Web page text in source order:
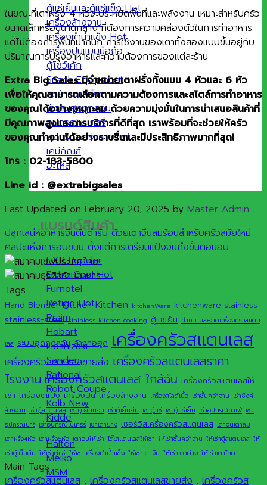
ตู้แช่เย็นและตู้แช่แข็ง
เครื่องล้างจาน
เครื่องทำน้ำแข็ง
เครื่องปั่นแบบมือถือ
ตู้โชว์เค้ก
Snack Equipment
สินค้าขนาดเล็ก
พัดลมฮูดดูดควัน
อุปกรณ์เบเกอรี่
อุปกรณ์บาร์และกาแฟ
เคมีภัณฑ์
อะไหล่
แบรนด์สินค้า
EXB
Extra Cool
Furnotel
Retigo
Praim
Hobart
Hoshizaki
Sanden
Rational
Robot Coupe
Kolb
Kidde
Halton
Meiko
MSM
ในขณะที่เตาฝรั่ง 4 หัวจะประหยัดพื้นที่และพลังงาน เหมาะสำหรับครัว
ขนาดเล็กหรือขนาดกลาง ที่ต้องการความคล่องตัวในการทำอาหาร
แต่ไม่ต้องการพื้นที่มากนัก การใช้งานของเตาทั้งสองแบบขึ้นอยู่กับ
ปริมาณการปรุงอาหารและความต้องการของแต่ละร้าน
Extra Big Sales มีจำหน่ายเตาฝรั่งทั้งแบบ 4 หัวและ 6 หัว
เพื่อให้คุณสามารถเลือกตามความต้องการและสไตล์การทำอาหาร
ของคุณได้อย่างเหมาะสม ด้วยความมุ่งมั่นในการนำเสนอสินค้าที่
มีคุณภาพสูงและการบริการที่ดีที่สุด เราพร้อมที่จะช่วยให้ครัว
ของคุณทำงานได้อย่างราบรื่นและมีประสิทธิภาพมากที่สุด!
โทร : 02-183-5800
Line id : @extrabigsales
Last Updated on February 20, 2025 by Master Admin
ปลุกเสน่ห์อาหารจีนต้นตำรับ ด้วยเตาจีนลมร้อนสำหรับครัวสมัยใหม่
ศิลปะแห่งการอบขนม ตั้งแต่การเตรียมแป้งจนถึงขั้นตอนอบ
Tags
Hand Blender Kitchen Kitchen kitchenWare kitchenware stainless
stainless-steel stainless kitchen cooking ตู้แช่เย็น ทำความสะอาดเครื่องครัวสแตน
เลส ระบบฮูดดูดควัน ล้างท่อฮูด เครื่องครัวสแตนเลส
เครื่องครัวสแตนเลสขายส่ง เครื่องครัวสแตนเลสราคา
โรงงาน เครื่องครัวสแตนเลส ใกล้ฉัน เครื่องครัวสแตนเลสให้
เช่า เครื่องตีแป้ง เครื่องปั่น เครื่องล้างจาน เครื่องสไลด์เนื้อ เช่าชั้นคว่ำจาน เช่าซิงค์
ล้างจาน เช่าตู้สแตนเลส เช่าตู้เย็นนอน เช่าตู้เย็นยืน เช่าตู้แช่ เช่าตู้แช่เย็น เช่าอุปกรณ์คาเฟ่ เช่า
อุปกรณ์บาร์ เช่าอุปกรณ์เบเกอรี่ เช่าเตาย่าง เซอร์วิสเครื่องครัวสแตนเลส เตาจีนเตาลม
เตาฝรั่ง4หัว เตาฝรั่ง6หัว เตาอบให้เช่า โต๊ะสแตนเลสให้เช่า ให้เช่าชั้นคว่ำจาน ให้เช่าตู้สแตนเลส ให้
เช่าตู้เย็นยืน ให้เช่าตู้แช่ ให้เช่าเครื่องทำน้ำแข็ง ให้เช่าเตาจีน ให้เช่าเตาย่าง ให้เช่าเตาไทย
Main Tags :
เครื่องครัวสแตนเลส , เครื่องครัวสแตนเลสขายส่ง , เครื่องครัวส